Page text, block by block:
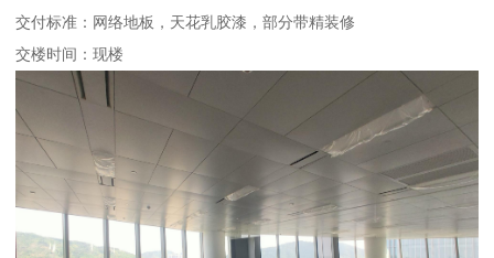
交付标准：网络地板，天花乳胶漆，部分带精装修
交楼时间：现楼